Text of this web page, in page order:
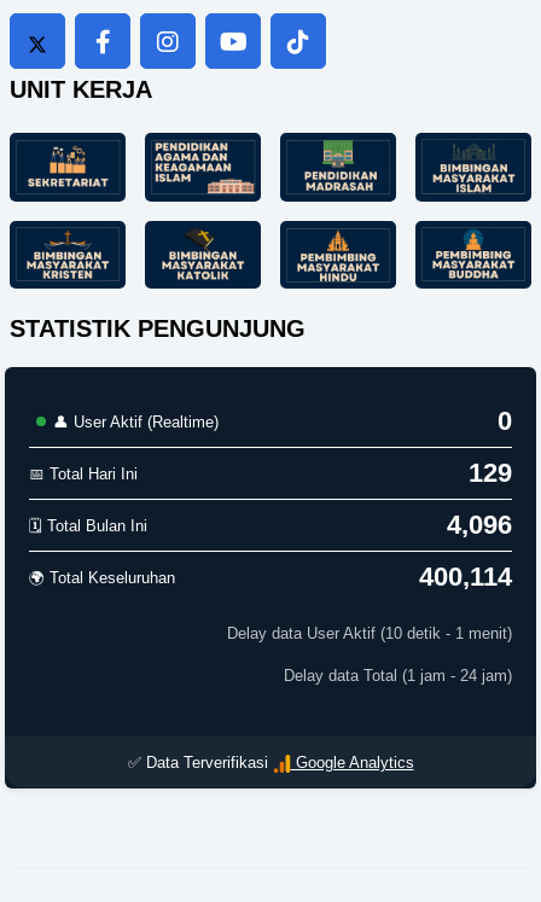
UNIT KERJA
STATISTIK PENGUNJUNG
👤 User Aktif (Realtime) 0
📅 Total Hari Ini 129
🗓️ Total Bulan Ini 4,096
🌍 Total Keseluruhan 400,114
Delay data User Aktif (10 detik - 1 menit)
Delay data Total (1 jam - 24 jam)
✅ Data Terverifikasi Google Analytics